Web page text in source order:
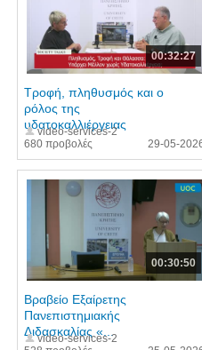
00:32:27
680 προβολές
Τροφή, πληθυσμός και ο
ρόλος της
υδατοκαλλιέργειας
video-services-2
29-05-
00:30:50
Βραβείο Εξαίρετης
Πανεπιστημιακής
Διδασκαλίας «...
video-services-2